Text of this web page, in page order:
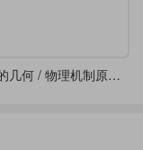
一幅精细的几何 / 物理机制原理图-转动连杆、轨道及阴影剖面线三维几何投影图